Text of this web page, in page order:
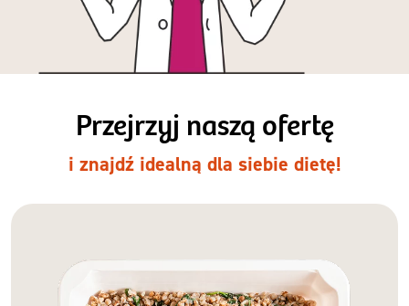
Przejrzyj naszą ofertę
i znajdź idealną dla siebie dietę!